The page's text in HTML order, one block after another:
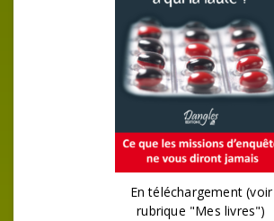
En téléchargement (voir
rubrique "Mes livres")